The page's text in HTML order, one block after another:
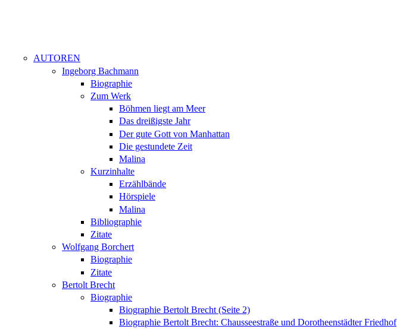
AUTOREN
Ingeborg Bachmann
Biographie
Zum Werk
Böhmen liegt am Meer
Das dreißigste Jahr
Der gute Gott von Manhattan
Die gestundete Zeit
Malina
Kurzinhalte
Erzählbände
Hörspiele
Malina
Bibliographie
Zitate
Wolfgang Borchert
Biographie
Zitate
Bertolt Brecht
Biographie
Biographie Bertolt Brecht (Seite 2)
Biographie Bertolt Brecht: Chausseestraße und Dorotheenstädter Friedhof